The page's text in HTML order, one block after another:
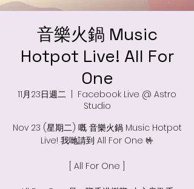
音樂火鍋 Music
Hotpot Live! All For
One
11月23日週二
Facebook Live @ Astro
Studio
Nov 23 (星期二) 嘅 音樂火鍋 Music Hotpot
Live! 我哋請到 All For One 🤟
[ All For One ]